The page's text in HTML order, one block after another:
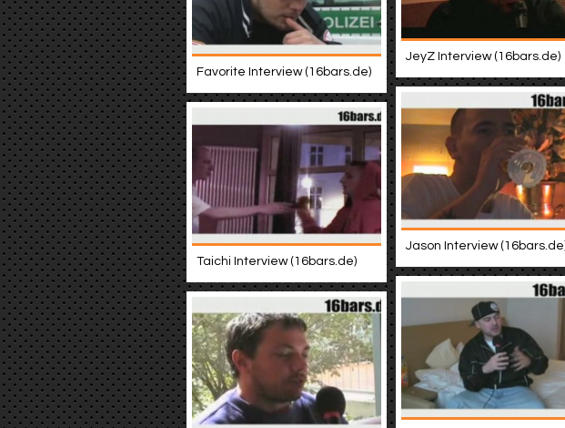
JeyZ Interview (16bars.de)
Favorite Interview (16bars.de)
Jason Interview
Taichi Interview (16bars.de)